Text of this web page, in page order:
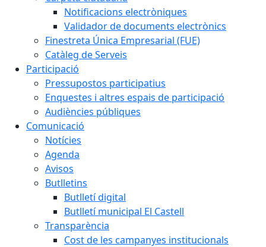
Notificacions electròniques
Validador de documents electrònics
Finestreta Única Empresarial (FUE)
Catàleg de Serveis
Participació
Pressupostos participatius
Enquestes i altres espais de participació
Audiències públiques
Comunicació
Notícies
Agenda
Avisos
Butlletins
Butlletí digital
Butlletí municipal El Castell
Transparència
Cost de les campanyes institucionals